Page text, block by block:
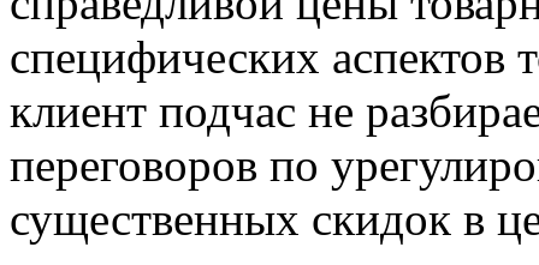
специфических аспектов
клиент подчас не
переговоров по
существенных скидок в